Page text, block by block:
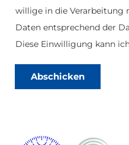
t
e
n
s
h
t
willige in die Verarbeitung
Daten entsprechend der
Diese Einwilligung kann
Abschicken